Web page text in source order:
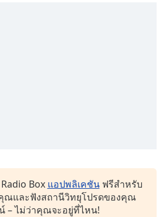
Box แอปพลิเคชันฟรีสำหรับ
ณและฟังสถานีวิทยุโปรดของคุณ
– ไม่ว่าคุณจะอยู่ที่ไหน!